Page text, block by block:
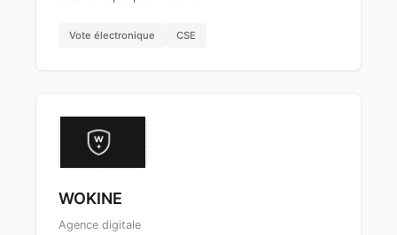
Vote électronique CSE
WOKINE
Agence digitale